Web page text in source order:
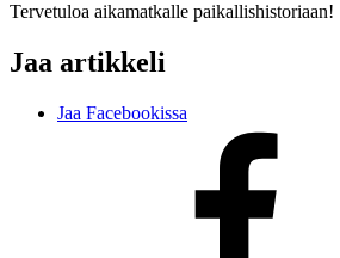
Tervetuloa aikamatkalle paikallishistoriaan!
Jaa artikkeli
Jaa Facebookissa